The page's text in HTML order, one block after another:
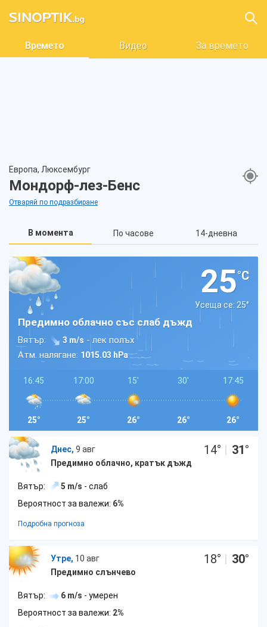
Времето Видео За времето
Европа, Люксембург
Мондорф-лез-Бенс
Отваряй по подразбиране
В момента По часове 14-дневна
25°C
Усеща се: 25°
Предимно облачно със слаб дъжд
Вятър: 3 m/s - лек полъх
Атм. налягане: 1015.03 hPa
16:45
25°
17:00
25°
15'
26°
30'
26°
17:45
26°
Днес, 9 авг
Предимно облачно, кратък дъжд
14° | 31°
Вятър: 5 m/s - слаб
Вероятност за валежи: 6%
Подробна прогноза
Утре, 10 авг
Предимно слънчево
18° | 30°
Вятър: 6 m/s - умерен
Вероятност за валежи: 2%